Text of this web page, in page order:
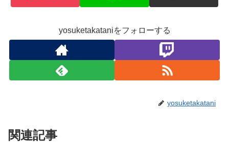
yosuketakataniをフォローする
yosuketakatani
関連記事